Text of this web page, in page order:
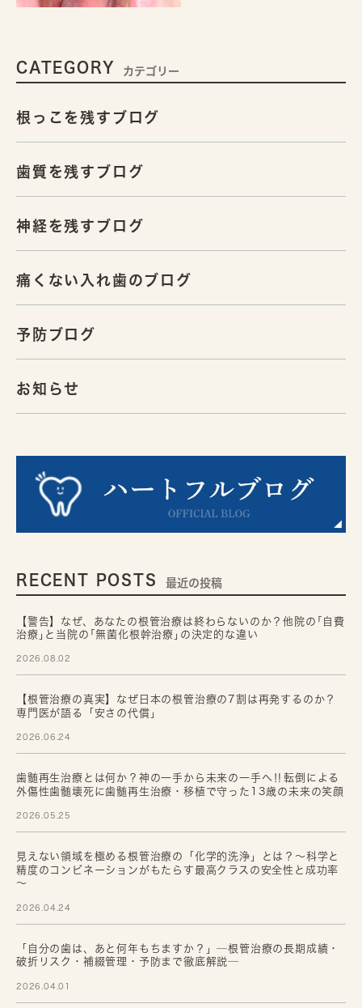
CATEGORY カテゴリー
根っこを残すブログ
歯質を残すブログ
神経を残すブログ
痛くない入れ歯のブログ
予防ブログ
お知らせ
RECENT POSTS 最近の投稿
【警告】なぜ、あなたの根管治療は終わらないのか？他院の｢自費
治療｣と当院の｢無菌化根幹治療｣の決定的な違い
2026.08.02
【根管治療の真実】なぜ日本の根管治療の7割は再発するのか？
専門医が語る「安さの代償」
2026.06.24
歯髄再生治療とは何か？神の一手から未来の一手へ‼転倒による
外傷性歯髄壊死に歯髄再生治療・移植で守った13歳の未来の笑顔
2026.05.25
見えない領域を極める根管治療の「化学的洗浄」とは？～科学と
精度のコンビネーションがもたらす最高クラスの安全性と成功率
～
2026.04.24
「自分の歯は、あと何年もちますか？」─根管治療の長期成績・
破折リスク・補綴管理・予防まで徹底解説─
2026.04.01